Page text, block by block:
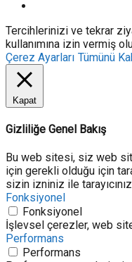
Tercihlerinizi ve tekrar
kullanımına izin vermiş
Çerez Ayarları Tümünü
Kapat
Gizliliğe Genel Bakış
Bu web sitesi, siz web
için gerekli olduğu için
sizin izniniz ile
Fonksiyonel
Fonksiyonel
İşlevsel çerezler, web
Performans
Performans